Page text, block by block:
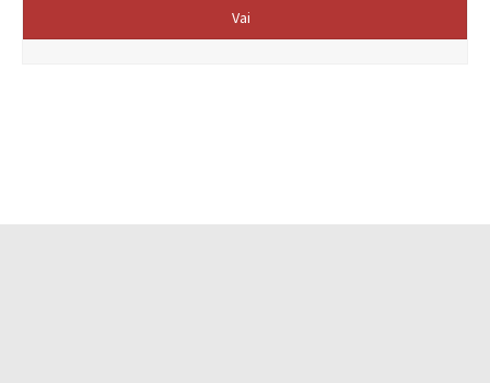
Vai